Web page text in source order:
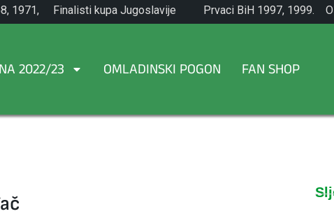
1971,
Finalisti kupa Jugoslavije
1965.
Prvaci BiH 1997, 1999.
2022/23 OMLADINSKI POGON FAN SHOP